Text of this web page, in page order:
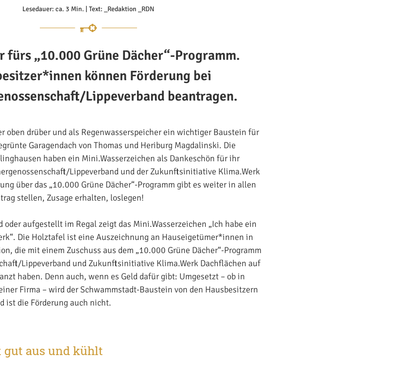
Lesedauer: ca. 3 Min. | Text: _Redaktion _RDN
fürs „10.000 Grüne Dächer“-Programm.
können Förderung bei
Lippeverband beantragen.
oben drüber und als Regenwasserspeicher ein wichtiger Baustein für
Garagendach von Thomas und Heriburg Magdalinski. Die
haben ein Mini.Wasserzeichen als Dankeschön für ihr
Lippeverband und der Zukunftsinitiative Klima.Werk
über das „10.000 Grüne Dächer“-Programm gibt es weiter in allen
stellen, Zusage erhalten, loslegen!
oder aufgestellt im Regal zeigt das Mini.Wasserzeichen „Ich habe ein
Die Holztafel ist eine Auszeichnung an Hauseigetümer*innen in
die mit einem Zuschuss aus dem „10.000 Grüne Dächer“-Programm
Lippeverband und Zukunftsinitiative Klima.Werk Dachflächen auf
haben. Denn auch, wenn es Geld dafür gibt: Umgesetzt – ob in
Firma – wird der Schwammstadt-Baustein von den Hausbesitzern
ist die Förderung auch nicht.
gut aus und kühlt